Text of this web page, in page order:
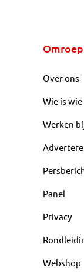
Over ons
Wie is wie
Werken
Panel
Privacy
Webshop